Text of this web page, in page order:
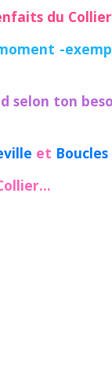
du
-
selon ton
et Boucles